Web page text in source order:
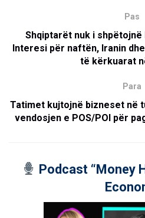
Pas
Shqiptarët nuk i
Interesi për naftën, Iranin
të kërkuarat
Para
Tatimet kujtojnë bizneset në
vendosjen e POS/POI për
Podcast “Money